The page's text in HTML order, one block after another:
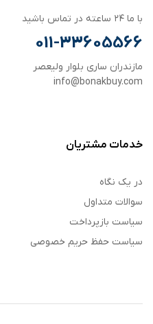
با ما ۲۴ ساعته در تماس باشید
011-33605566
مازندران ساری بلوار ولیعصر
info@bonakbuy.com
خدمات مشتریان
در یک نگاه
سوالات متداول
سیاست بازپرداخت
سیاست حفظ حریم خصوصی